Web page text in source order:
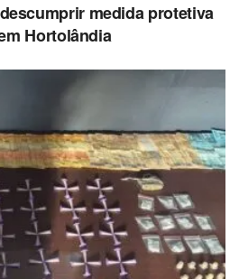
medida protetiva
Hortolândia